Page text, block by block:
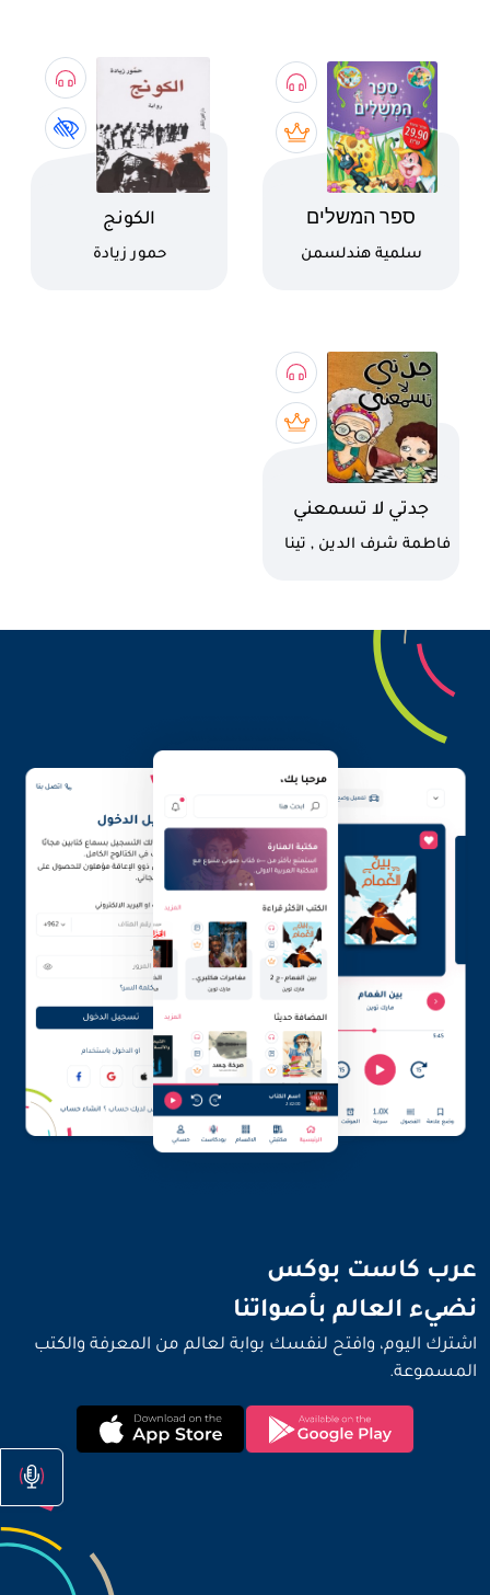
اسم الكتاب
ספר המשלים
كاتب
سلمية هندلسمن
اسم الكتاب
الكونج
كاتب
حمور زيادة
اسم الكتاب
جدتي لا تسمعني
كاتب
فاطمة شرف الدين , تينا
عرب كاست بوكس
نضيء العالم بأصواتنا
اشترك اليوم، وافتح لنفسك بوابة لعالم من المعرفة والكتب
المسموعة.